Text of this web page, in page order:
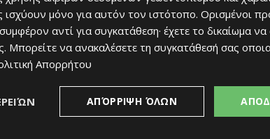
επιλογές στον Πορτογάλο προπονητή
ισχύουν μόνο για αυτόν τον ιστότοπο. Ορισμένοι
αντί για συγκατάθεση· έχετε το δικαίωμα να
. Μπορείτε να ανακαλέσετε τη συγκατάθεσή σας
Απορρήτου
ΑΠΌΡΡΙΨΗ ΌΛΩΝ